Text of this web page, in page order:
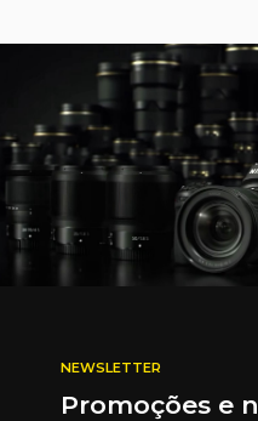
NEWSLETTER
Promoções e